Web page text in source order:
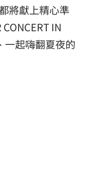
將獻上精心準
IN
一起嗨翻夏夜的